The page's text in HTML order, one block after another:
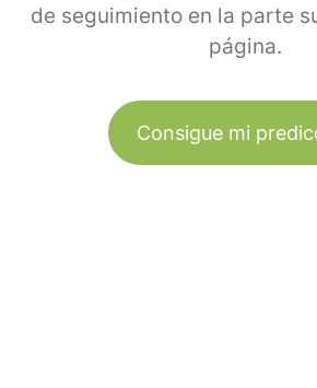
de seguimiento en la parte
página.
Consigue mi